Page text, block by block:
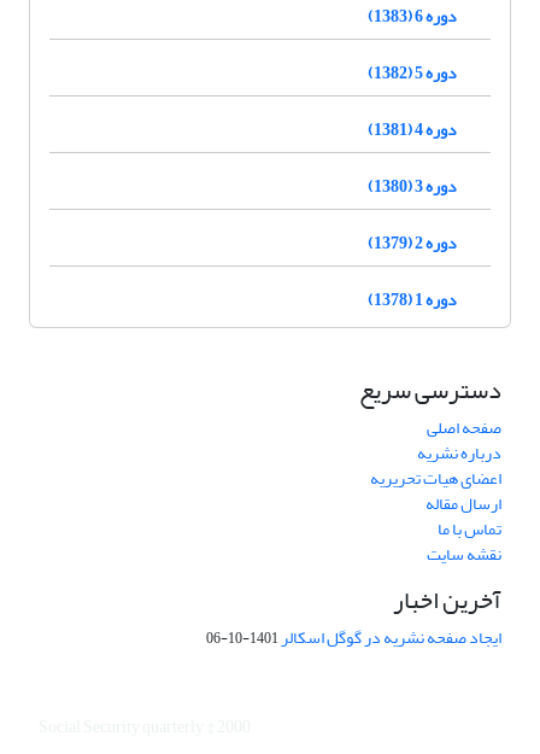
دوره 6 (1383)
دوره 5 (1382)
دوره 4 (1381)
دوره 3 (1380)
دوره 2 (1379)
دوره 1 (1378)
دسترسی سریع
صفحه اصلی
درباره نشریه
اعضای هیات تحریریه
ارسال مقاله
تماس با ما
نقشه سایت
آخرین اخبار
ایجاد صفحه نشریه در گوگل اسکالر1401-10-06